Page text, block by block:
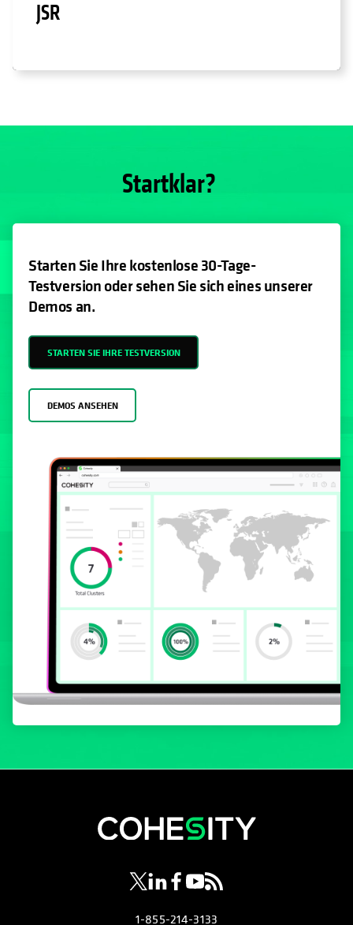
JSR
Startklar?
Starten Sie Ihre kostenlose 30-Tage-
Testversion oder sehen Sie sich eines unserer
Demos an.
STARTEN SIE IHRE TESTVERSION
DEMOS ANSEHEN
wird in einer neuen Registerkarte
wird in einer neuen Registerkarte
wird in einer neuen
wird in einer neuen
wird in einer neuen
1-855-214-3133